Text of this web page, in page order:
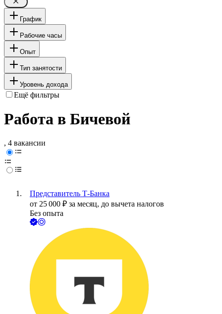
График
Рабочие часы
Опыт
Тип занятости
Уровень дохода
Ещё фильтры
Работа в Бичевой
, 4 вакансии
Представитель Т-Банка
от 25 000 ₽ за месяц, до вычета налогов
Без опыта